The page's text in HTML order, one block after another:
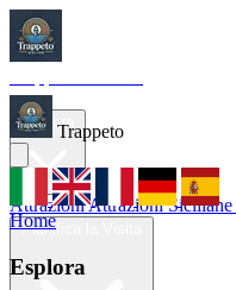
Home
AttrazioniAttrazioni Siciliane
Trappeto
Home
Esplora